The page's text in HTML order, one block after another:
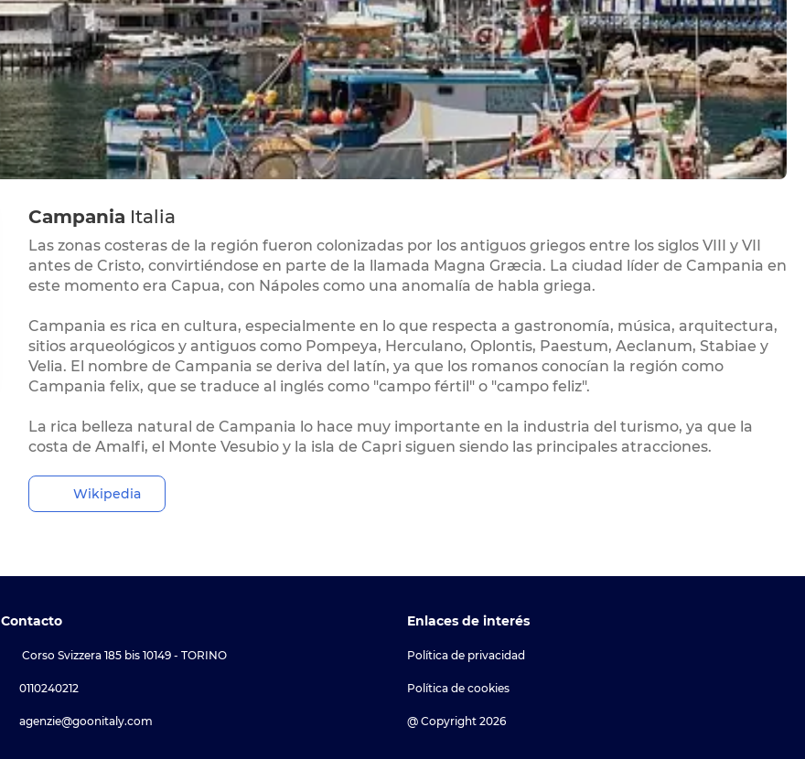
Campania Italia
Las zonas costeras de la región fueron colonizadas por los antiguos griegos entre los siglos VIII y VII
antes de Cristo, convirtiéndose en parte de la llamada Magna Græcia. La ciudad líder de Campania en
este momento era Capua, con Nápoles como una anomalía de habla griega.
Campania es rica en cultura, especialmente en lo que respecta a gastronomía, música, arquitectura,
sitios arqueológicos y antiguos como Pompeya, Herculano, Oplontis, Paestum, Aeclanum, Stabiae y
Velia. El nombre de Campania se deriva del latín, ya que los romanos conocían la región como
Campania felix, que se traduce al inglés como "campo fértil" o "campo feliz".
La rica belleza natural de Campania lo hace muy importante en la industria del turismo, ya que la
costa de Amalfi, el Monte Vesubio y la isla de Capri siguen siendo las principales atracciones.
Wikipedia
Contacto
Corso Svizzera 185 bis 10149 - TORINO
0110240212
agenzie@goonitaly.com
Enlaces de interés
Política de privacidad
Política de cookies
@ Copyright 2026